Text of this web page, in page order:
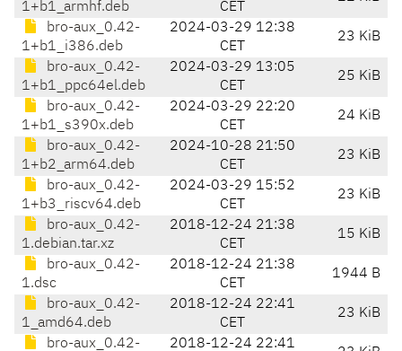
1+b1_armhf.deb
CET
bro-aux_0.42-
1+b1_i386.deb
2024-03-29 12:38
CET
23 KiB
bro-aux_0.42-
1+b1_ppc64el.deb
2024-03-29 13:05
CET
25 KiB
bro-aux_0.42-
1+b1_s390x.deb
2024-03-29 22:20
CET
24 KiB
bro-aux_0.42-
1+b2_arm64.deb
2024-10-28 21:50
CET
23 KiB
bro-aux_0.42-
1+b3_riscv64.deb
2024-03-29 15:52
CET
23 KiB
bro-aux_0.42-
1.debian.tar.xz
2018-12-24 21:38
CET
15 KiB
bro-aux_0.42-
1.dsc
2018-12-24 21:38
CET
1944 B
bro-aux_0.42-
1_amd64.deb
2018-12-24 22:41
CET
23 KiB
bro-aux_0.42-
2018-12-24 22:41